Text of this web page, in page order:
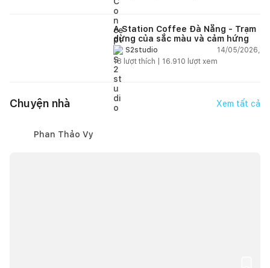
A Station Coffee Đà Nẵng - Trạm
dừng của sắc màu và cảm hứng
S2studio
14/05/2026,
18 lượt thích | 16.910 lượt xem
Chuyện nhà Xem tất cả
Phan Thảo Vy